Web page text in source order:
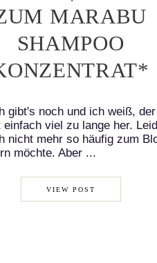
MARABU
SHAMPOO
gibt's noch und ich weiß,
einfach viel zu lange her.
nicht mehr so häufig zum
möchte. Aber ...
VIEW POST